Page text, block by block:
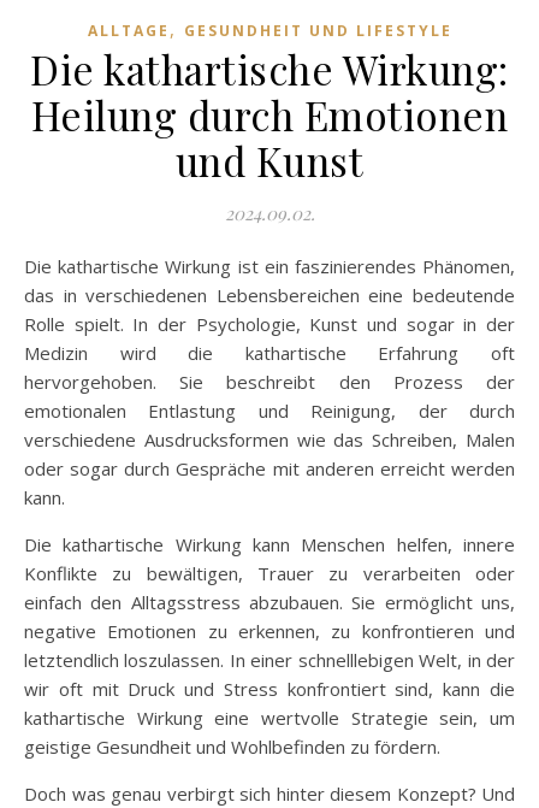
ALLTAGE , GESUNDHEIT UND LIFESTYLE
Die kathartische Wirkung:
Heilung durch Emotionen
und Kunst
2024.09.02.
Die kathartische Wirkung ist ein faszinierendes Phänomen,
das in verschiedenen Lebensbereichen eine bedeutende
Rolle spielt. In der Psychologie, Kunst und sogar in der
Medizin wird die kathartische Erfahrung oft
hervorgehoben. Sie beschreibt den Prozess der
emotionalen Entlastung und Reinigung, der durch
verschiedene Ausdrucksformen wie das Schreiben, Malen
oder sogar durch Gespräche mit anderen erreicht werden
kann.
Die kathartische Wirkung kann Menschen helfen, innere
Konflikte zu bewältigen, Trauer zu verarbeiten oder
einfach den Alltagsstress abzubauen. Sie ermöglicht uns,
negative Emotionen zu erkennen, zu konfrontieren und
letztendlich loszulassen. In einer schnelllebigen Welt, in der
wir oft mit Druck und Stress konfrontiert sind, kann die
kathartische Wirkung eine wertvolle Strategie sein, um
geistige Gesundheit und Wohlbefinden zu fördern.
Doch was genau verbirgt sich hinter diesem Konzept? Und